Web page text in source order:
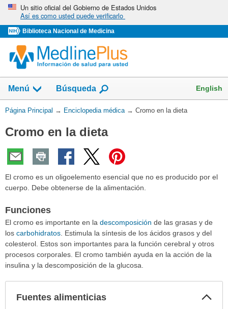
Omita
vaya
al
Contenido
Un sitio oficial del Gobierno de Estados Unidos
Así es como usted puede verificarlo
Biblioteca Nacional de Medicina
Menú Búsqueda English
Usted
aquí:
Página Principal → Enciclopedia médica → Cromo en la dieta
Cromo en la dieta
El cromo es un oligoelemento esencial que no es producido por el
cuerpo. Debe obtenerse de la alimentación.
Funciones
El cromo es importante en la descomposición de las grasas y de
los carbohidratos. Estimula la síntesis de los ácidos grasos y del
colesterol. Estos son importantes para la función cerebral y otros
procesos corporales. El cromo también ayuda en la acción de la
insulina y la descomposición de la glucosa.
Fuentes alimenticias